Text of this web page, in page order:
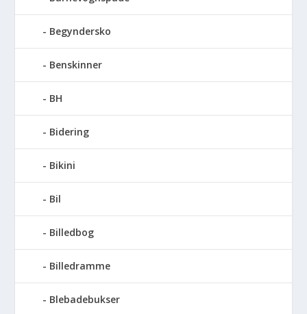
Begyndersko
Benskinner
BH
Bidering
Bikini
Bil
Billedbog
Billedramme
Blebadebukser